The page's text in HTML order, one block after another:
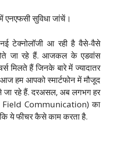
एनएफसी सुविधा जांचें।
टेक्नोलॉजी आ रही है वैसे-वैसे
होते जा रहे हैं. आजकल के एडवांस
मिलते हैं जिनके बारे में ज्यादातर
आज हम आपको स्मार्टफोन में मौजूद
जा रहे हैं. दरअसल, अब लगभग हर
Field Communication) का
ये फीचर कैसे काम करता है.